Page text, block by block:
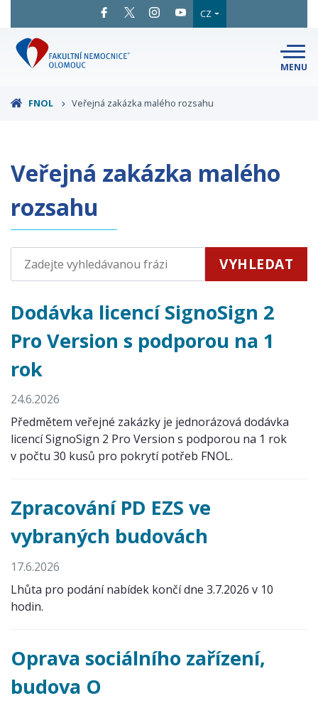
CZ
MENU
MAPAAREÁLU
NEMOCNICI
INFORMACE
FNOL Veřejná zakázka malého rozsahu
Veřejná zakázka malého
rozsahu
VYHLEDAT
Dodávka licencí SignoSign 2
Pro Version s podporou na 1
rok
24.6.2026
Předmětem veřejné zakázky je jednorázová dodávka
licencí SignoSign 2 Pro Version s podporou na 1 rok
v počtu 30 kusů pro pokrytí potřeb FNOL.
Zpracování PD EZS ve
vybraných budovách
17.6.2026
Lhůta pro podání nabídek končí dne 3.7.2026 v 10
hodin.
Oprava sociálního zařízení,
budova O